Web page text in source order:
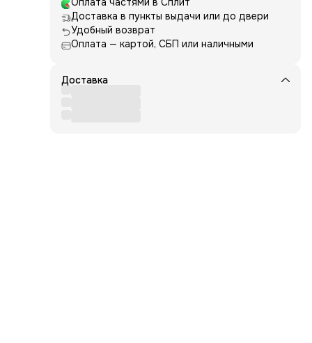
Доставка в пункты выдачи или до двери
Удобный возврат
Оплата — картой, СБП или наличными
Доставка